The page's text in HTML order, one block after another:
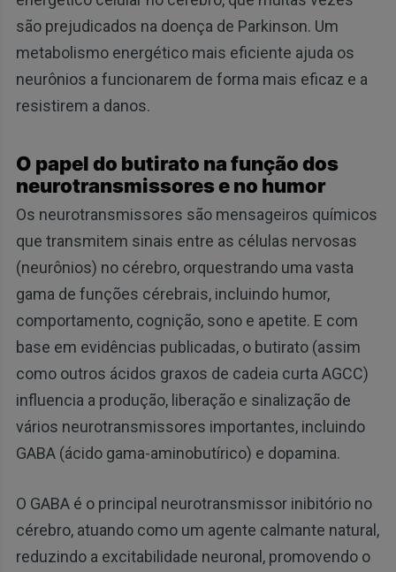
são prejudicados na doença de Parkinson. Um
metabolismo energético mais eficiente ajuda os
neurônios a funcionarem de forma mais eficaz e a
resistirem a danos.
O papel do butirato na função dos
neurotransmissores e no humor
Os neurotransmissores são mensageiros químicos
que transmitem sinais entre as células nervosas
(neurônios) no cérebro, orquestrando uma vasta
gama de funções cérebrais, incluindo humor,
comportamento, cognição, sono e apetite. E com
base em evidências publicadas, o butirato (assim
como outros ácidos graxos de cadeia curta AGCC)
influencia a produção, liberação e sinalização de
vários neurotransmissores importantes, incluindo
GABA (ácido gama-aminobutírico) e dopamina.
O GABA é o principal neurotransmissor inibitório no
cérebro, atuando como um agente calmante natural,
reduzindo a excitabilidade neuronal, promovendo o